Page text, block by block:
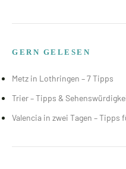
GERN GELESEN
Metz in Lothringen – 7 Tipps
Trier – Tipps &
Valencia in zwei Tagen – Tipps